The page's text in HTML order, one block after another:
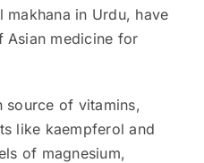
in Urdu, have
Asian medicine for
source of vitamins,
like kaempferol and
of magnesium,